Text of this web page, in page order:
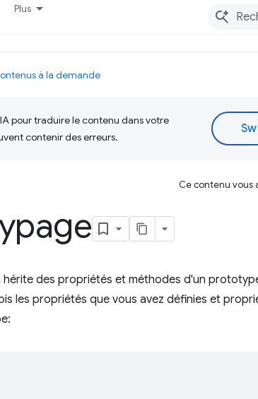
Plus
à la demande
pour traduire le contenu dans votre
contenir des erreurs.
Ce contenu vous
hérite des propriétés et méthodes d'un
les propriétés que vous avez définies et